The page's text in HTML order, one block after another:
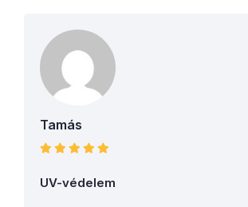
Tamás
UV-védelem